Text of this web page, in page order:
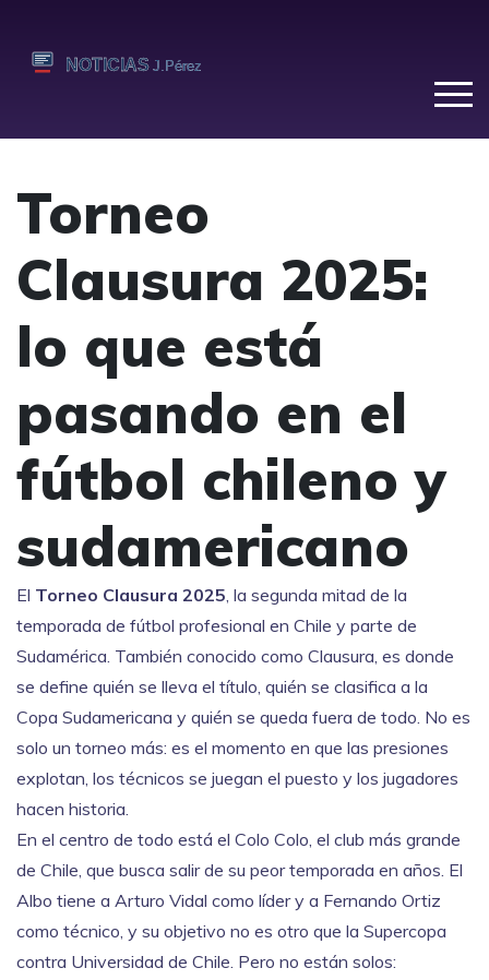
Torneo
Clausura 2025:
lo que está
pasando en el
fútbol chileno y
sudamericano
El Torneo Clausura 2025, la segunda mitad de la
temporada de fútbol profesional en Chile y parte de
Sudamérica. También conocido como Clausura, es donde
se define quién se lleva el título, quién se clasifica a la
Copa Sudamericana y quién se queda fuera de todo. No es
solo un torneo más: es el momento en que las presiones
explotan, los técnicos se juegan el puesto y los jugadores
hacen historia.
En el centro de todo está el Colo Colo, el club más grande
de Chile, que busca salir de su peor temporada en años. El
Albo tiene a Arturo Vidal como líder y a Fernando Ortiz
como técnico, y su objetivo no es otro que la Supercopa
contra Universidad de Chile. Pero no están solos: